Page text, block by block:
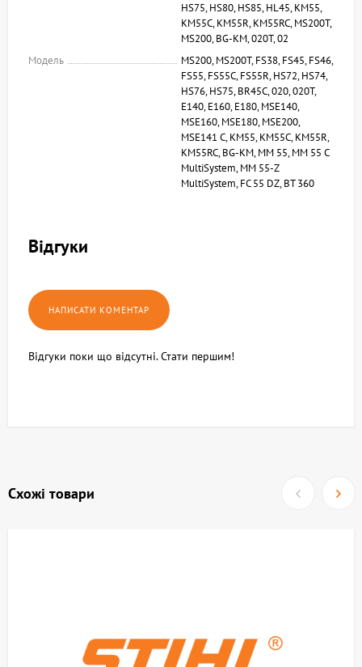
HS75, HS80, HS85, HL45, KM55,
KM55C, KM55R, KM55RC, MS200T,
MS200, BG-KM, 020T, 02
Модель
MS200, MS200T, FS38, FS45, FS46,
FS55, FS55C, FS55R, HS72, HS74,
HS76, HS75, BR45C, 020, 020T,
E140, E160, E180, MSE140,
MSE160, MSE180, MSE200,
MSE141 C, KM55, KM55C, KM55R,
KM55RC, BG-KM, MM 55, MM 55 C
MultiSystem, MM 55-Z
MultiSystem, FC 55 DZ, BT 360
Відгуки
Відгуки поки що відсутні. Стати першим!
Схожі товари